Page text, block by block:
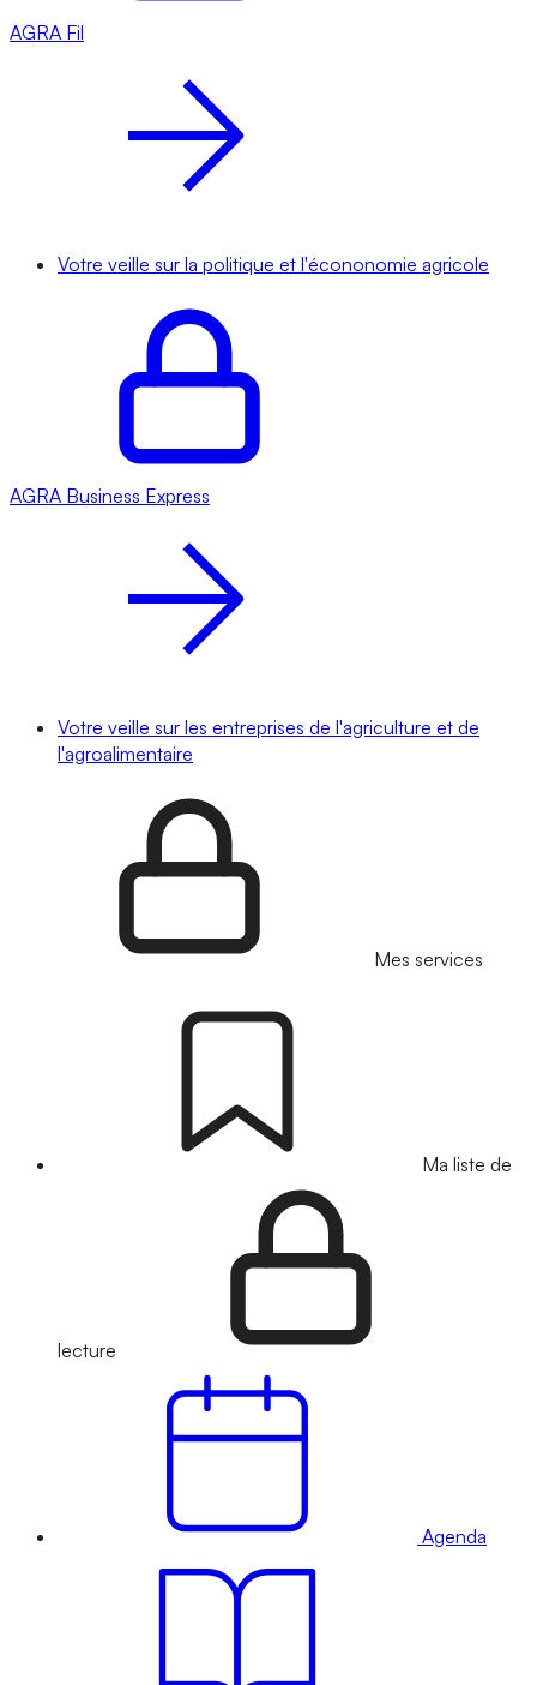
AGRA Fil
Votre veille sur la politique et l'écononomie agricole
AGRA Business Express
Votre veille sur les entreprises de l'agriculture et de
l'agroalimentaire
Mes services
Ma liste de
lecture
Agenda